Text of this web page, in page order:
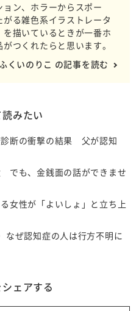
ン、ホラーからスポー
る雑色系イラストレータ
描いているときが一番ホ
つくれたらと思います。
くいのりこ の記事を読む
みたい
断の衝撃の結果 父が認知
でも、金銭面の話ができませ
女性が「よいしょ」と立ち上
なぜ認知症の人は行方不明に
ェアする